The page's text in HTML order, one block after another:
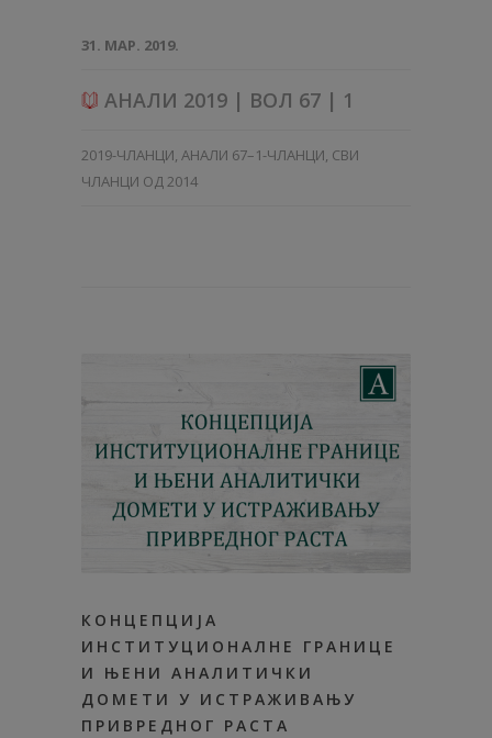
31. МАР. 2019.
АНАЛИ 2019 | ВОЛ 67 | 1
2019-ЧЛАНЦИ, АНАЛИ 67–1-ЧЛАНЦИ, СВИ
ЧЛАНЦИ ОД 2014
КОНЦЕПЦИЈА
ИНСТИТУЦИОНАЛНЕ ГРАНИЦЕ
И ЊЕНИ АНАЛИТИЧКИ
ДОМЕТИ У ИСТРАЖИВАЊУ
ПРИВРЕДНОГ РАСТА